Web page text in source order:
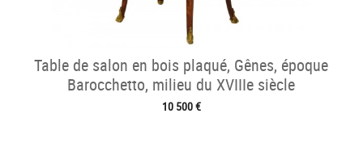
Table de salon en bois plaqué, Gênes, époque
Barocchetto, milieu du XVIIIe siècle
10 500 €